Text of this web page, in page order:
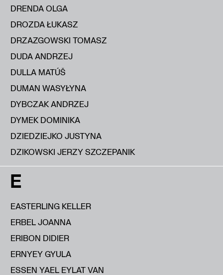
DRENDA OLGA
DROZDA ŁUKASZ
DRZAZGOWSKI TOMASZ
DUDA ANDRZEJ
DULLA MATÚŠ
DUMAN WASYŁYNA
DYBCZAK ANDRZEJ
DYMEK DOMINIKA
DZIEDZIEJKO JUSTYNA
DZIKOWSKI JERZY SZCZEPANIK
E
EASTERLING KELLER
ERBEL JOANNA
ERIBON DIDIER
ERNYEY GYULA
ESSEN YAEL EYLAT VAN